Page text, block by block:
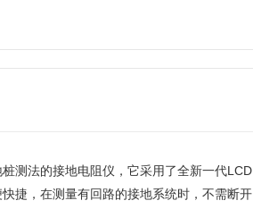
测法的接地电阻仪，它采用了全新一代LCD
捷，在测量有回路的接地系统时，不需断开